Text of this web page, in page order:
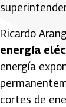
Ricardo
energía
energía
cortes de